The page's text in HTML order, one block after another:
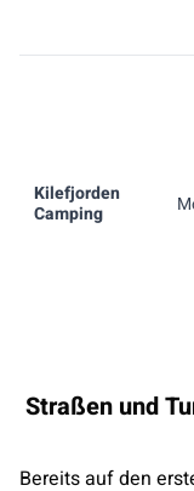
Kilefjorden
Camping
Straßen und
Bereits auf den